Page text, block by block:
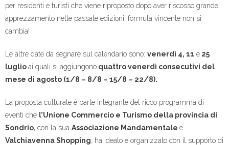
per residenti e turisti che viene riproposto dopo aver riscosso grande
apprezzamento nelle passate edizioni: formula vincente non si
cambia!
Le altre date da segnare sul calendario sono: venerdì 4, 11 e 25
luglioai quali si aggiungono quattro venerdì consecutivi del
mese di agosto (1/8 – 8/8 – 15/8 – 22/8).
La proposta culturale è parte integrante del ricco programma di
eventi che l’Unione Commercio e Turismo della provincia di
Sondrio, con la sua Associazione Mandamentale e
Valchiavenna Shopping , ha ideato e organizzato con il supporto di